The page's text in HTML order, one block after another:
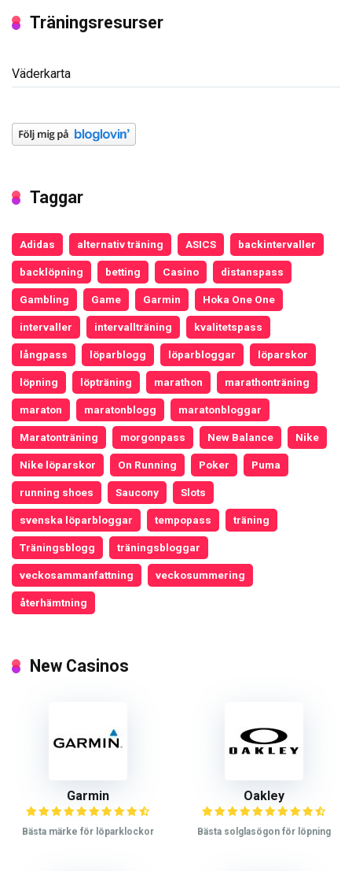
Träningsresurser
Väderkarta
Taggar
Adidas alternativ träning ASICS backintervaller
backlöpning betting Casino distanspass
Gambling Game Garmin Hoka One One
intervaller intervallträning kvalitetspass
långpass löparblogg löparbloggar löparskor
löpning löpträning marathon marathonträning
maraton maratonblogg maratonbloggar
Maratonträning morgonpass New Balance Nike
Nike löparskor On Running Poker Puma
running shoes Saucony Slots
svenska löparbloggar tempopass träning
Träningsblogg träningsbloggar
veckosammanfattning veckosummering
återhämtning
New Casinos
Garmin
Bästa märke för löparklockor
Oakley
Bästa solglasögon för löpning